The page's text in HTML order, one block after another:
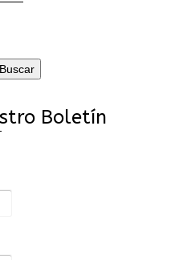
Buscar
Boletín